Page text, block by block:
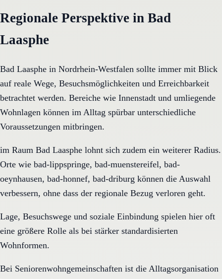
Regionale Perspektive in Bad
Laasphe
Bad Laasphe in Nordrhein-Westfalen sollte immer mit Blick
auf reale Wege, Besuchsmöglichkeiten und Erreichbarkeit
betrachtet werden. Bereiche wie Innenstadt und umliegende
Wohnlagen können im Alltag spürbar unterschiedliche
Voraussetzungen mitbringen.
im Raum Bad Laasphe lohnt sich zudem ein weiterer Radius.
Orte wie bad-lippspringe, bad-muenstereifel, bad-
oeynhausen, bad-honnef, bad-driburg können die Auswahl
verbessern, ohne dass der regionale Bezug verloren geht.
Lage, Besuchswege und soziale Einbindung spielen hier oft
eine größere Rolle als bei stärker standardisierten
Wohnformen.
Bei Seniorenwohngemeinschaften ist die Alltagsorganisation